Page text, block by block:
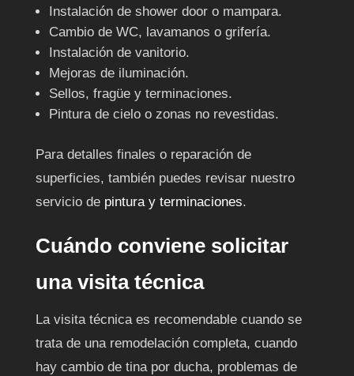
Instalación de shower door o mampara.
Cambio de WC, lavamanos o grifería.
Instalación de vanitorio.
Mejoras de iluminación.
Sellos, fragüe y terminaciones.
Pintura de cielo o zonas no revestidas.
Para detalles finales o reparación de
superficies, también puedes revisar nuestro
servicio de pintura y terminaciones.
Cuándo conviene solicitar
una visita técnica
La visita técnica es recomendable cuando se
trata de una remodelación completa, cuando
hay cambio de tina por ducha, problemas de